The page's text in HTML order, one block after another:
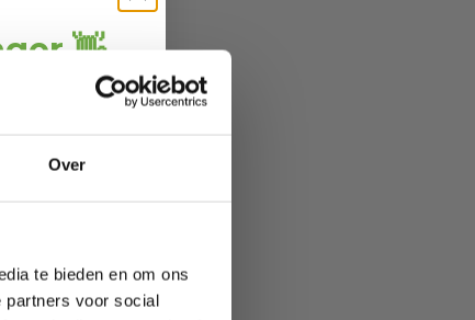
Over
te bieden en om ons
partners voor social
Het
👋
direct € 5,-
je van